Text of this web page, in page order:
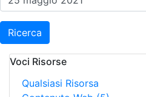
Ricerca
Voci Risorse
Qualsiasi Risorsa